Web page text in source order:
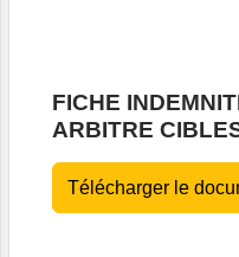
FICHE
ARBITRE
Télécharger le